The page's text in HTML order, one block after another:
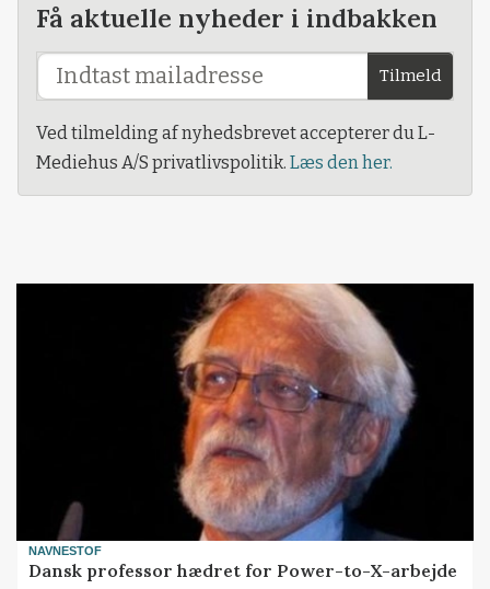
Få aktuelle nyheder i indbakken
Tilmeld
Ved tilmelding af nyhedsbrevet accepterer du L-
Mediehus A/S privatlivspolitik. Læs den her.
NAVNESTOF
Dansk professor hædret for Power-to-X-arbejde